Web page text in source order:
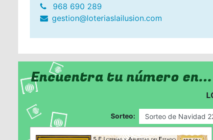
968 690 289
gestion@loteriaslailusion.com
Encuentra tu número en...
Sorteo: